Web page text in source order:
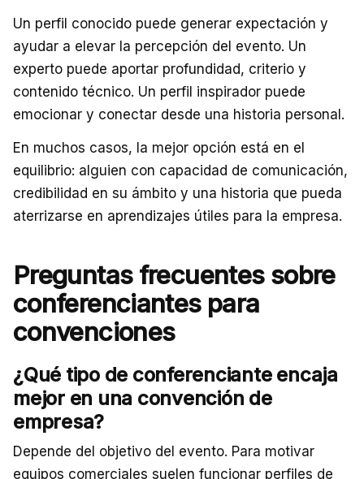
Un perfil conocido puede generar expectación y
ayudar a elevar la percepción del evento. Un
experto puede aportar profundidad, criterio y
contenido técnico. Un perfil inspirador puede
emocionar y conectar desde una historia personal.
En muchos casos, la mejor opción está en el
equilibrio: alguien con capacidad de comunicación,
credibilidad en su ámbito y una historia que pueda
aterrizarse en aprendizajes útiles para la empresa.
Preguntas frecuentes sobre
conferenciantes para
convenciones
¿Qué tipo de conferenciante encaja
mejor en una convención de
empresa?
Depende del objetivo del evento. Para motivar
equipos comerciales suelen funcionar perfiles de